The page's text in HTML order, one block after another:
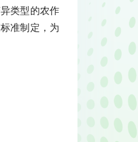
类型的农作
准制定，为